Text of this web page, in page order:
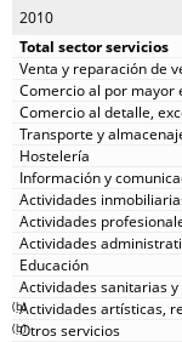
2010
(b)
(b)